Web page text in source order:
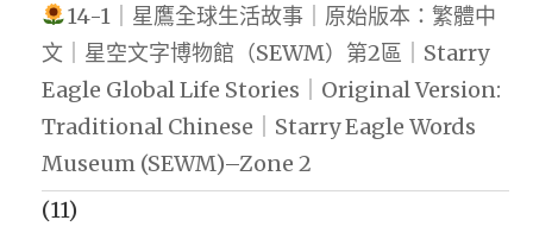
14-1｜星鷹全球生活故事｜原始版本：繁體中
文｜星空文字博物館（SEWM）第2區｜Starry
Eagle Global Life Stories｜Original Version:
Traditional Chinese｜Starry Eagle Words
Museum (SEWM)–Zone 2
(11)